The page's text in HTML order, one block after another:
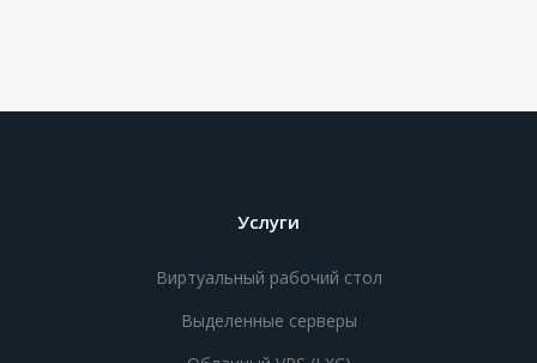
Услуги
Виртуальный рабочий стол
Выделенные серверы